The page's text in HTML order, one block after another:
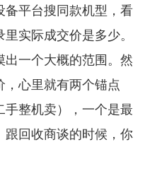
备平台搜同款机型，看
实际成交价是多少。
出一个大概的范围。然
，心里就有两个锚点
手整机卖），一个是最
跟回收商谈的时候，你